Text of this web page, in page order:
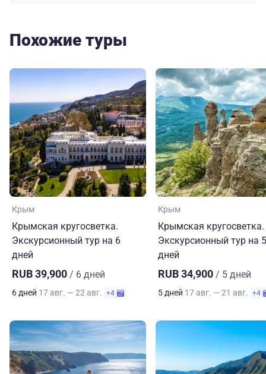
Похожие туры
Крым
Крымская кругосветка.
Экскурсионный тур на 6
дней
RUB 39,900 / 6 дней
6 дней 17 авг. — 22 авг. +4
Крым
Крымская кругосветка.
Экскурсионный тур на 5
дней
RUB 34,900 / 5 дней
5 дней 17 авг. — 21 авг. +4